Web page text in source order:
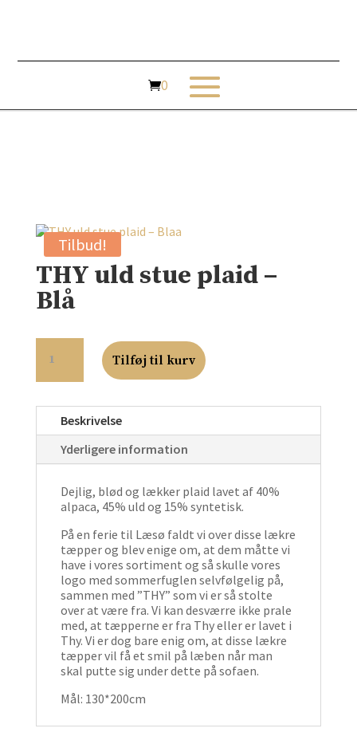
Tilbud!
THY uld stue plaid –
Blå
ULD
-
ANTAL
Tilføj til kurv
Beskrivelse
Yderligere information
Dejlig, blød og lækker plaid lavet af 40%
alpaca, 45% uld og 15% syntetisk.
På en ferie til Læsø faldt vi over disse lækre
tæpper og blev enige om, at dem måtte vi
have i vores sortiment og så skulle vores
logo med sommerfuglen selvfølgelig på,
sammen med ”THY” som vi er så stolte
over at være fra. Vi kan desværre ikke prale
med, at tæpperne er fra Thy eller er lavet i
Thy. Vi er dog bare enig om, at disse lækre
tæpper vil få et smil på læben når man
skal putte sig under dette på sofaen.
Mål: 130*200cm